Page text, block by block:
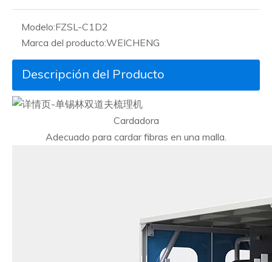
Modelo:FZSL-C1D2
Marca del producto:WEICHENG
Descripción del Producto
Cardadora
Adecuado para cardar fibras en una malla.